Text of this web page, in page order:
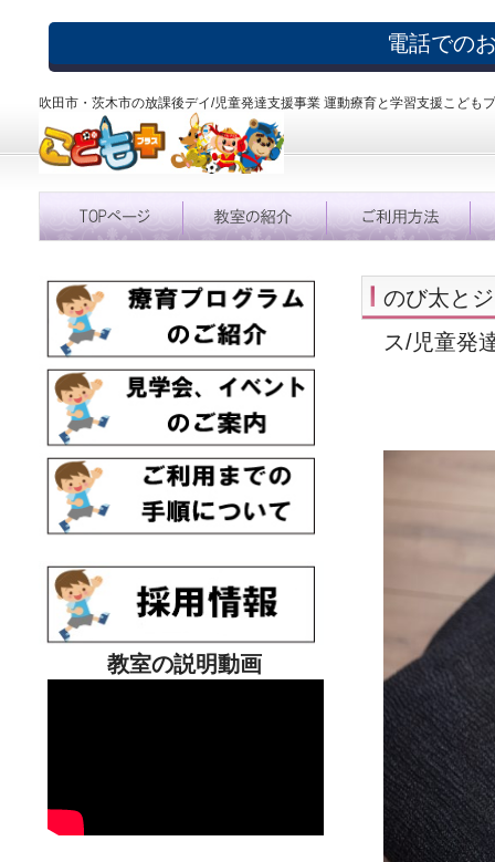
電話での
吹田市・茨木市の放課後デイ/児童発達支援事業 運動療育と学習支援こども
のび太と
ス/児童発
教室の説明動画